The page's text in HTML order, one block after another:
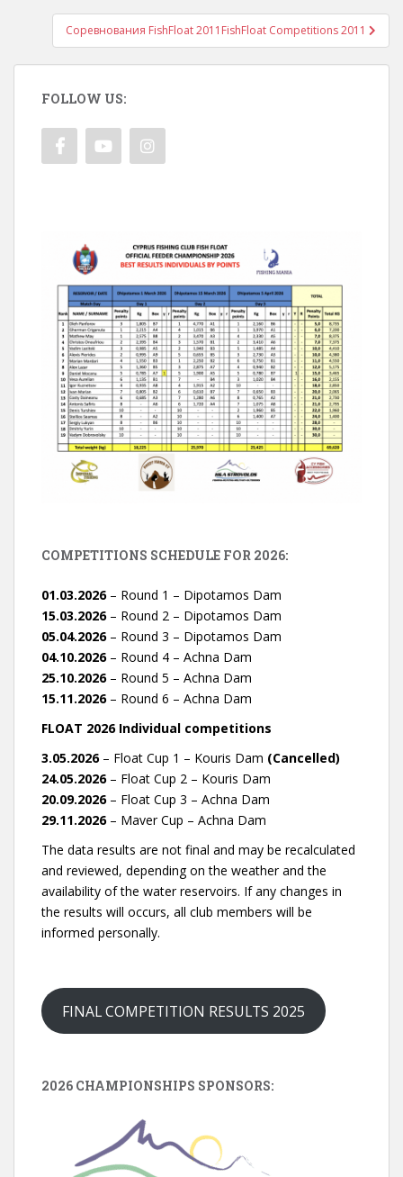
Соревнования FishFloat 2011 FishFloat Competitions 2011
FOLLOW US:
COMPETITIONS SCHEDULE FOR 2026:
01.03.2026– Round 1 – Dipotamos Dam
15.03.2026– Round 2 – Dipotamos Dam
05.04.2026– Round 3 – Dipotamos Dam
04.10.2026– Round 4 – Achna Dam
25.10.2026– Round 5 – Achna Dam
15.11.2026– Round 6 – Achna Dam
FLOAT 2026 Individual competitions
3.05.2026– Float Cup 1 – Kouris Dam (Cancelled)
24.05.2026– Float Cup 2 – Kouris Dam
20.09.2026– Float Cup 3 – Achna Dam
29.11.2026– Maver Cup – Achna Dam
The data results are not final and may be recalculated
and reviewed, depending on the weather and the
availability of the water reservoirs. If any changes in
the results will occurs, all club members will be
informed personally.
FINAL COMPETITION RESULTS 2025
2026 CHAMPIONSHIPS SPONSORS: